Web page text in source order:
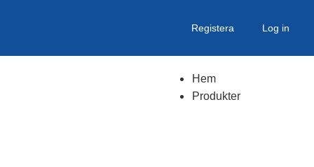
Registera Log in
Hem
Produkter